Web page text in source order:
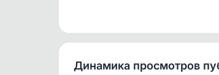
Динамика просмотров